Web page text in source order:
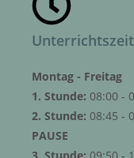
Montag - Freitag
1. Stunde: 08:00 -
2. Stunde: 08:45 -
PAUSE